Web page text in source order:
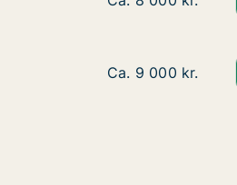
Ca. 130 m2 hus
Ca. 9 000 kr.